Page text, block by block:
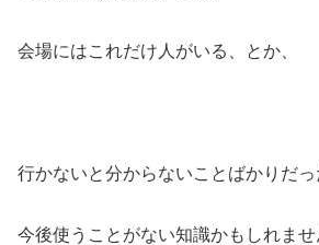
会場にはこれだけ人がいる、とか、
行かないと分からないことばかりだっ
今後使うことがない知識かもしれませ